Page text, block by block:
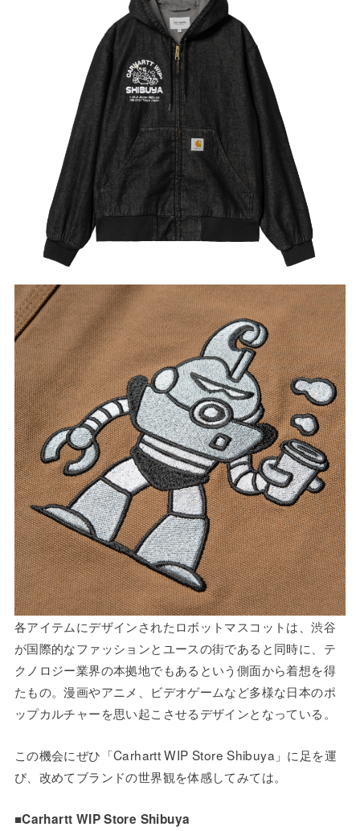
各アイテムにデザインされたロボットマスコットは、渋谷
が国際的なファッションとユースの街であると同時に、テ
クノロジー業界の本拠地でもあるという側面から着想を得
たもの。漫画やアニメ、ビデオゲームなど多様な日本のポ
ップカルチャーを思い起こさせるデザインとなっている。
この機会にぜひ「Carhartt WIP Store Shibuya」に足を運
び、改めてブランドの世界観を体感してみては。
■Carhartt WIP Store Shibuya